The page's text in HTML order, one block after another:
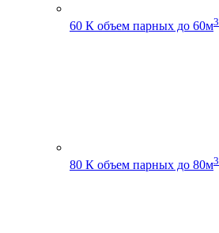
60 К объем парных до 60м3
80 К объем парных до 80м3